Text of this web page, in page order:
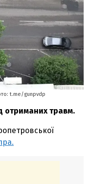
t.me/gunpvdp
отриманих травм.